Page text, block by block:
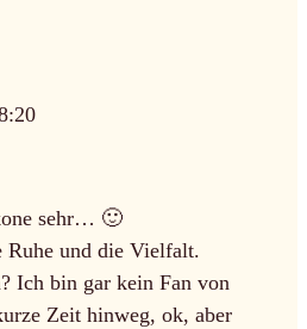
sehr… 🙂
Ruhe und die Vielfalt.
Ich bin gar kein Fan von
Zeit hinweg, ok, aber